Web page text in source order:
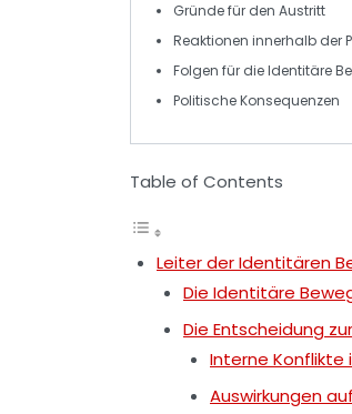
Gründe für den Austritt
Reaktionen innerhalb der
Folgen für dieIdentitäre
PolitischeKonsequenzen
Table of Contents
Leiter der Identitären
Die Identitäre
Die Entscheidung
Interne Konflikte
Auswirkungen